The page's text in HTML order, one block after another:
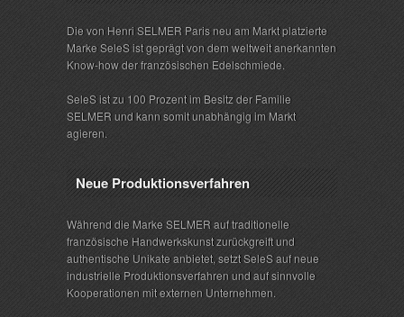
Die von Henri SELMER Paris neu am Markt platzierte
Marke SeleS ist geprägt von dem weltweit anerkannten
Know-how der französischen Edelschmiede.
SeleS ist zu 100 Prozent im Besitz der Familie
SELMER und kann somit unabhängig im Markt
agieren.
Neue Produktionsverfahren
Während die Marke SELMER auf traditionelle
französische Handwerkskunst zurückgreift und
authentische Unikate anbietet, setzt SeleS auf neue
industrielle Produktionsverfahren und auf sinnvolle
Kooperationen mit externen Unternehmen.